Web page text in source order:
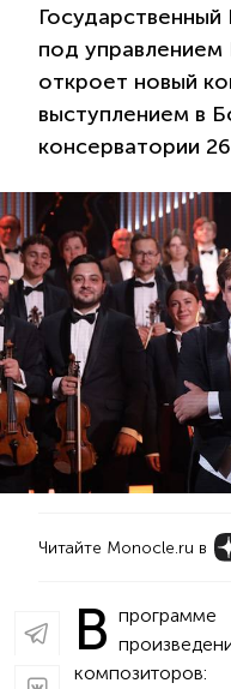
под управлением
откроет новый
выступлением в
консерватории
Читайте Monocle.ru в
В